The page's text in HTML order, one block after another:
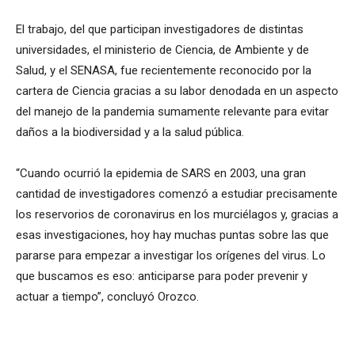
El trabajo, del que participan investigadores de distintas
universidades, el ministerio de Ciencia, de Ambiente y de
Salud, y el SENASA, fue recientemente reconocido por la
cartera de Ciencia gracias a su labor denodada en un aspecto
del manejo de la pandemia sumamente relevante para evitar
daños a la biodiversidad y a la salud pública.
“Cuando ocurrió la epidemia de SARS en 2003, una gran
cantidad de investigadores comenzó a estudiar precisamente
los reservorios de coronavirus en los murciélagos y, gracias a
esas investigaciones, hoy hay muchas puntas sobre las que
pararse para empezar a investigar los orígenes del virus. Lo
que buscamos es eso: anticiparse para poder prevenir y
actuar a tiempo”, concluyó Orozco.